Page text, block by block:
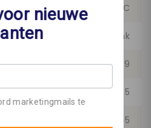
Plak PVC
Rechte Plank
4.49
2.5
0.55
nieuwe
marketingmails te